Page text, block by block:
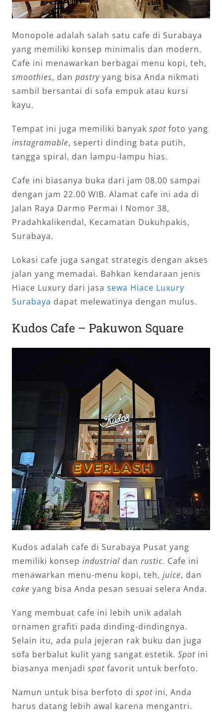
Monopole adalah salah satu cafe di Surabaya
yang memiliki konsep minimalis dan modern.
Cafe ini menawarkan berbagai menu kopi, teh,
smoothies, dan pastry yang bisa Anda nikmati
sambil bersantai di sofa empuk atau kursi
kayu.
Tempat ini juga memiliki banyak spot foto yang
instagramable, seperti dinding bata putih,
tangga spiral, dan lampu-lampu hias.
Cafe ini biasanya buka dari jam 08.00 sampai
dengan jam 22.00 WIB. Alamat cafe ini ada di
Jalan Raya Darmo Permai I Nomor 38,
Pradahkalikendal, Kecamatan Dukuhpakis,
Surabaya.
Lokasi cafe juga sangat strategis dengan akses
jalan yang memadai. Bahkan kendaraan jenis
Hiace Luxury dari jasa sewa Hiace Luxury
Surabaya dapat melewatinya dengan mulus.
Kudos Cafe – Pakuwon Square
Kudos adalah cafe di Surabaya Pusat yang
memiliki konsep industrial dan rustic. Cafe ini
menawarkan menu-menu kopi, teh, juice, dan
cake yang bisa Anda pesan sesuai selera Anda.
Yang membuat cafe ini lebih unik adalah
ornamen grafiti pada dinding-dindingnya.
Selain itu, ada pula jejeran rak buku dan juga
sofa berbalut kulit yang sangat estetik. Spot ini
biasanya menjadi spot favorit untuk berfoto.
Namun untuk bisa berfoto di spot ini, Anda
harus datang lebih awal karena mengantri.